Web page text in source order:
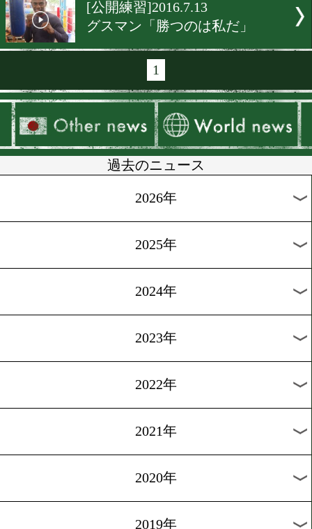
[高山勝成 ニュース
最先端トレの成果は!?
[公開練習]2016.7.14
加納陸、記録更新を狙う
[公開練習]2016.7.14
リーゼントボクサーは絶好
[非公開練習]2016.7.14
伊藤雅雪、順調な仕上がり
[公開練習]2016.7.13
グスマン「勝つのは私だ」
1
過去のニュース